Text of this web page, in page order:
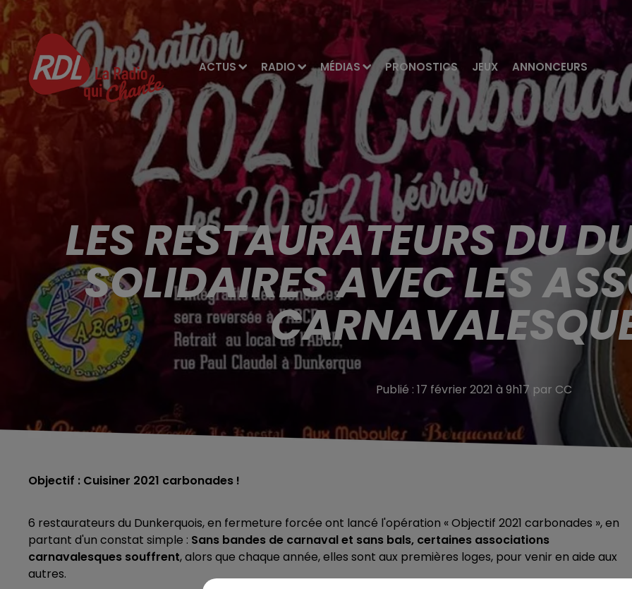
ACTUS RADIO MÉDIAS PRONOSTICS JEUX ANNONCEURS
LES RESTAURATEURS DU
SOLIDAIRES AVEC LES
Publié : 17 février 2021 à 9h17 par CC
Objectif : Cuisiner 2021 carbonades !
6 restaurateurs du Dunkerquois, en fermeture forcée ont lancé l'opération « Objectif 2021 carbonades », en
partant d'un constat simple : Sans bandes de carnaval et sans bals, certaines associations
carnavalesques souffrent, alors que chaque année, elles sont aux premières loges, pour venir en aide aux
autres.